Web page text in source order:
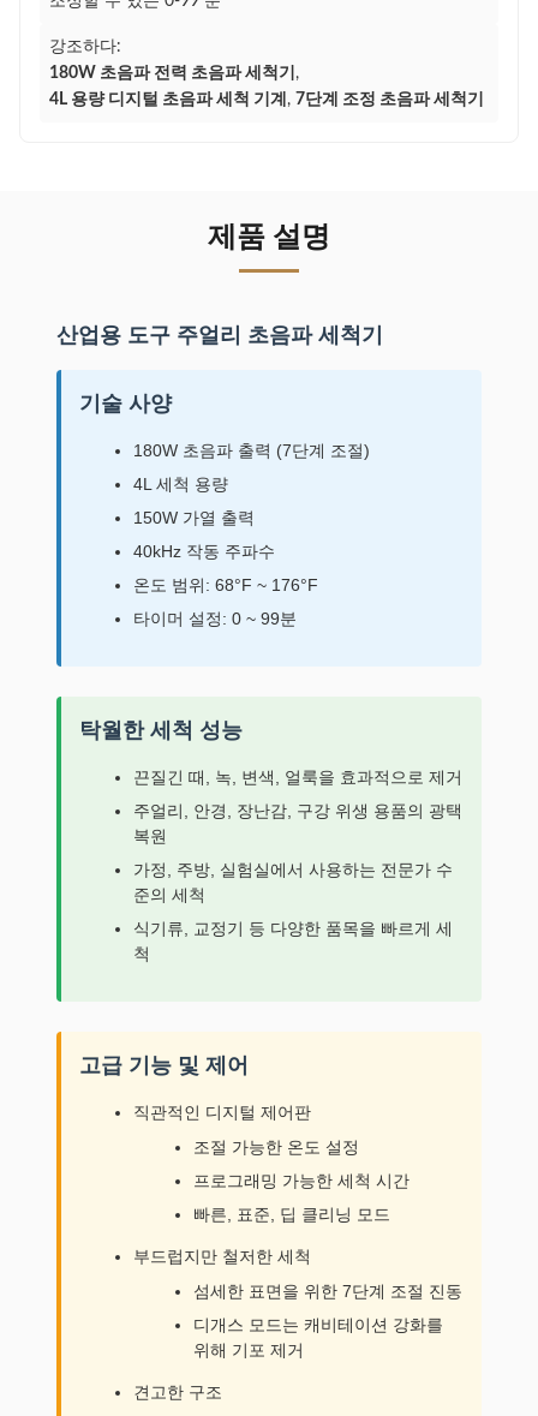
강조하다:
180W 초음파 전력 초음파 세척기 ,
4L 용량 디지털 초음파 세척 기계 , 7단계 조정 초음파 세척기
제품 설명
산업용 도구 주얼리 초음파 세척기
기술 사양
180W 초음파 출력 (7단계 조절)
4L 세척 용량
150W 가열 출력
40kHz 작동 주파수
온도 범위: 68°F ~ 176°F
타이머 설정: 0 ~ 99분
탁월한 세척 성능
끈질긴 때, 녹, 변색, 얼룩을 효과적으로 제거
주얼리, 안경, 장난감, 구강 위생 용품의 광택
복원
가정, 주방, 실험실에서 사용하는 전문가 수
준의 세척
식기류, 교정기 등 다양한 품목을 빠르게 세
척
고급 기능 및 제어
직관적인 디지털 제어판
조절 가능한 온도 설정
프로그래밍 가능한 세척 시간
빠른, 표준, 딥 클리닝 모드
부드럽지만 철저한 세척
섬세한 표면을 위한 7단계 조절 진동
디개스 모드는 캐비테이션 강화를
위해 기포 제거
견고한 구조